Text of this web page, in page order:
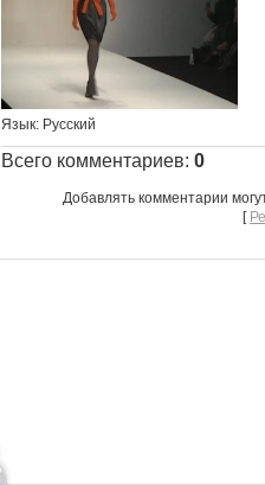
Язык: Русский
Всего комментариев: 0
Добавлять комментарии
[